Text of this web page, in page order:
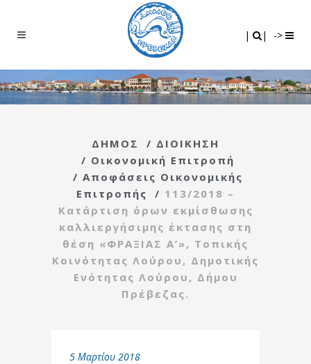
| | ->
ΔΗΜΟΣ / ΔΙΟΙΚΗΣΗ
/ Οικονομική Επιτροπή
/ Αποφάσεις Οικονομικής
Επιτροπής
/ 113/2018 –
Κατάρτιση όρων εκμίσθωσης
καλλιεργήσιμης έκτασης στη
θέση «ΦΡΑΞΙΑΣ Α’», Τοπικής
Κοινότητας Λούρου, Δημοτικής
Ενότητας Λούρου, Δήμου
Πρέβεζας.
5 Μαρτίου 2018